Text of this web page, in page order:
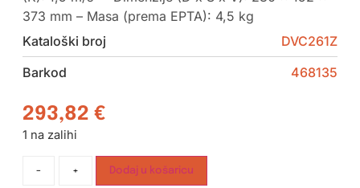
373 mm – Masa (prema EPTA): 4,5 kg
Kataloški broj
DVC261Z
Barkod
468135
293,82 €
1 na zalihi
- + Dodaj u košaricu